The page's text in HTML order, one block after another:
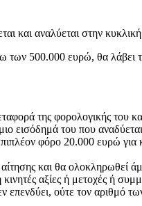
και αναλύεται στην
500.000 ευρώ, θα λάβει
της φορολογικής του
του που
φόρο 20.000 ευρώ για
και θα
αξίες ή μετοχές ή
επενδύει, ούτε τον αριθμό